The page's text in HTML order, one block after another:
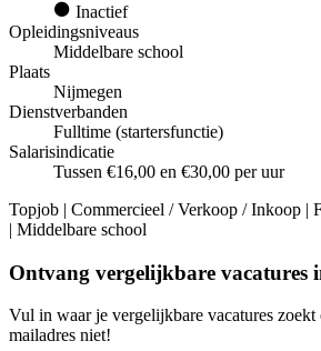
Inactief
Opleidingsniveaus
Middelbare school
Plaats
Nijmegen
Dienstverbanden
Fulltime (startersfunctie)
Salarisindicatie
Tussen €16,00 en €30,00 per uur
Topjob | Commercieel / Verkoop / Inkoop |
| Middelbare school
Ontvang vergelijkbare vacatures
Vul in waar je vergelijkbare vacatures zoekt
mailadres niet!